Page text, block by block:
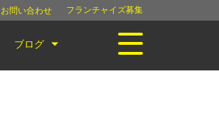
お問い合わせ フランチャイズ募集
ブログ